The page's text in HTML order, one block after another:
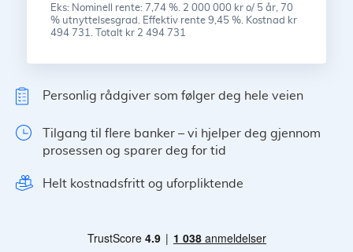
Eks: Nominell rente: 7,74 %. 2 000 000 kr o/ 5 år, 70
% utnyttelsesgrad. Effektiv rente 9,45 %. Kostnad kr
494 731. Totalt kr 2 494 731
Personlig rådgiver som følger deg hele veien
Tilgang til flere banker – vi hjelper deg gjennom
prosessen og sparer deg for tid
Helt kostnadsfritt og uforpliktende